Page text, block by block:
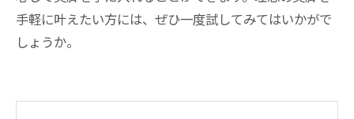
手軽に叶えたい方には、ぜひ一度試してみてはいかがで
しょうか。